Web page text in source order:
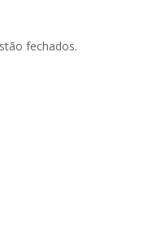
fechados.